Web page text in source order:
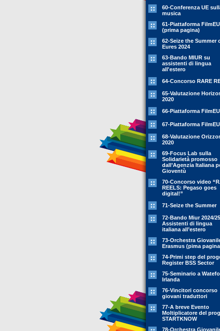
60-Conferenza UE
musica
61-Piattaforma FilmEU
(prima pagina)
62-Seize the Summer
Eures 2024
63-Bando MIUR su
assistenti di lingua
all'estero
64-Concorso RARE
65-Valutazione
2020
66-Piattaforma FilmEU
67-Piattaforma FilmEU
68-Valutazione
2020
69-Focus Lab sulla
Solidarietà promosso
dall’Agenzia Italiana
Gioventù
70-Concorso video
REELS: Pegaso goes
digital!”
71-Seize the Summer
72-Bando Miur 2024/
Assistenti di lingua
italiana all’estero
73-Orchestra
Erasmus (pima
74-Primi step del
Register BSS Sector
75-Seminario a
Irlanda
76-Vincitori concorso
giovani traduttori
77-A breve Evento
Moltiplicatore del
STARTKNOW
78-Orchestra